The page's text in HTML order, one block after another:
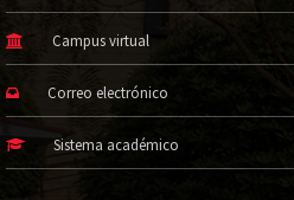
Campus virtual
Correo electrónico
Sistema académico